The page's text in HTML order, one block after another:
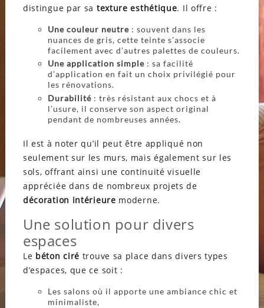
distingue par sa texture esthétique. Il offre :
Une couleur neutre: souvent dans les
nuances de gris, cette teinte s’associe
facilement avec d’autres palettes de couleurs.
Une application simple: sa facilité
d’application en fait un choix privilégié pour
les rénovations.
Durabilité: très résistant aux chocs et à
l’usure, il conserve son aspect original
pendant de nombreuses années.
Il est à noter qu’il peut être appliqué non
seulement sur les murs, mais également sur les
sols, offrant ainsi une continuité visuelle
appréciée dans de nombreux projets de
décoration intérieure moderne.
Une solution pour divers
espaces
Le béton ciré trouve sa place dans divers types
d’espaces, que ce soit :
Les salons où il apporte une ambiance chic et
minimaliste,